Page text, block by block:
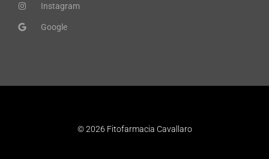
Instagram
Google
© 2026 Fitofarmacia Cavallaro